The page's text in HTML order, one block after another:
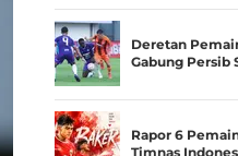
Spesialis
Juara
Deretan
Gabung Persib
Rapor 6
Timnas